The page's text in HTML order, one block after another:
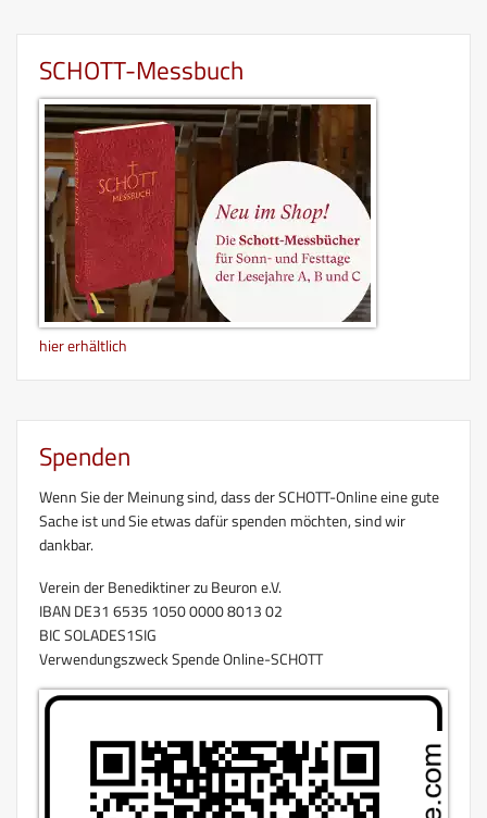
SCHOTT-Messbuch
hier erhältlich
Spenden
Wenn Sie der Meinung sind, dass der SCHOTT-Online eine gute
Sache ist und Sie etwas dafür spenden möchten, sind wir
dankbar.
Verein der Benediktiner zu Beuron e.V.
IBAN DE31 6535 1050 0000 8013 02
BIC SOLADES1SIG
Verwendungszweck Spende Online-SCHOTT